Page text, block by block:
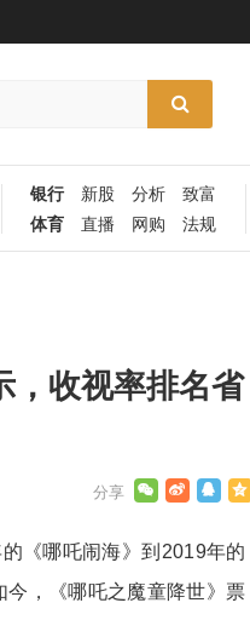
银行 新股 分析
致富
体育
直播 网购 法规
，收视率排名省
《哪吒闹海》到2019年的
今，《哪吒之魔童降世》票